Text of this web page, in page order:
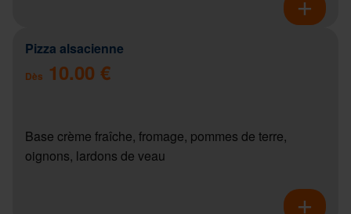
Pizza alsacienne
Dès 10.00 €
Base crème fraîche, fromage, pommes de terre,
oignons, lardons de veau